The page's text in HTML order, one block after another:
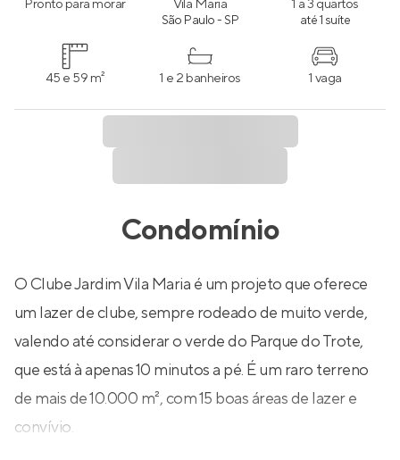
Pronto para morar Vila Maria
São Paulo - SP
1 a 3 quartos
até 1 suíte
45 e 59 m² 1 e 2 banheiros 1 vaga
Condomínio
O Clube Jardim Vila Maria é um projeto que oferece
um lazer de clube, sempre rodeado de muito verde,
valendo até considerar o verde do Parque do Trote,
que está à apenas 10 minutos a pé. É um raro terreno
de mais de 10.000 m², com 15 boas áreas de lazer e
convívio.